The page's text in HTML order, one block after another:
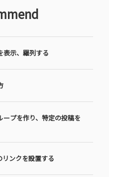
表示、羅列する
プを作り、特定の投稿を
ンクを設置する